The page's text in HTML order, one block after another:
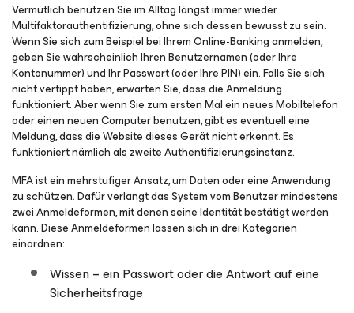
Vermutlich benutzen Sie im Alltag längst immer wieder
Multifaktorauthentifizierung, ohne sich dessen bewusst zu sein.
Wenn Sie sich zum Beispiel bei Ihrem Online-Banking anmelden,
geben Sie wahrscheinlich Ihren Benutzernamen (oder Ihre
Kontonummer) und Ihr Passwort (oder Ihre PIN) ein. Falls Sie sich
nicht vertippt haben, erwarten Sie, dass die Anmeldung
funktioniert. Aber wenn Sie zum ersten Mal ein neues Mobiltelefon
oder einen neuen Computer benutzen, gibt es eventuell eine
Meldung, dass die Website dieses Gerät nicht erkennt. Es
funktioniert nämlich als zweite Authentifizierungsinstanz.
MFA ist ein mehrstufiger Ansatz, um Daten oder eine Anwendung
zu schützen. Dafür verlangt das System vom Benutzer mindestens
zwei Anmeldeformen, mit denen seine Identität bestätigt werden
kann. Diese Anmeldeformen lassen sich in drei Kategorien
einordnen:
Wissen– ein Passwort oder die Antwort auf eine
Sicherheitsfrage